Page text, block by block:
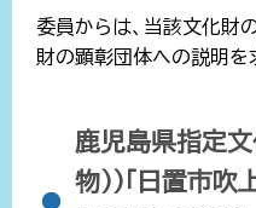
委員からは、当該文化財
財の顕彰団体への説明を
鹿児島県指定文
物））「日置市